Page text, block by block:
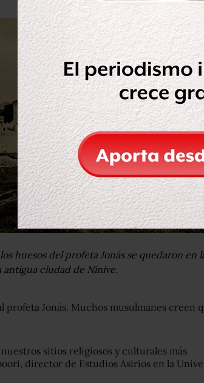
huesos del profeta Jonás se quedaron en
antigua ciudad de Nínive.
profeta Jonás. Muchos musulmanes creen
sitios religiosos y culturales más
director de Estudios Asirios en la